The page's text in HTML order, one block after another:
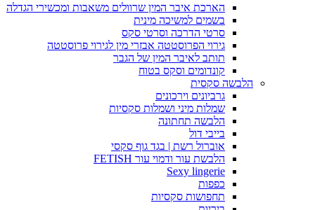
הארכת איבר המין שרוולים משאבות ומכשירי הגדלה
בשמים למשיכה מינית
סרטי הדרכה וסרטי סקס
גירוי הפרוסטטה אבזרי מין לגירוי פרוסטטה
תותב לאיבר המין של הגבר
קונדומים וסקס בטוח
הלבשה סקסית
גרביונים וירכונים
שמלות מיני ושמלות סקסיות
הלבשה תחתונה
בייבי דול
אוברול רשת | בגד גוף סקסי
הלבשת עור ודמוי עור FETISH
Sexy lingerie
כפפות
תחפושות סקסיות